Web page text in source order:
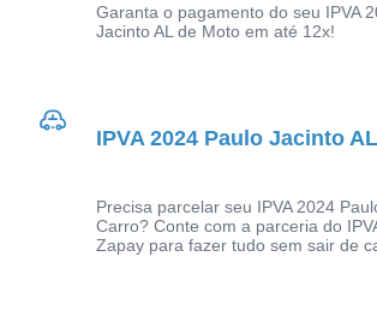
Garanta o pagamento do seu IPVA
Jacinto AL de Moto em até 12x!
IPVA 2024 Paulo Jacinto
Precisa parcelar seu IPVA 2024
Carro? Conte com a parceria do
Zapay para fazer tudo sem sair de